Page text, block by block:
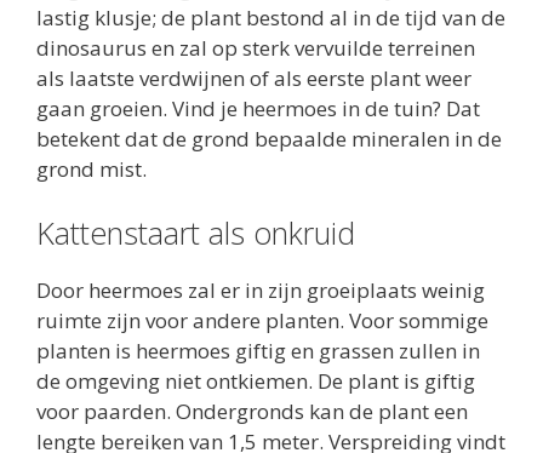
lastig klusje; de plant bestond al in de tijd van de
dinosaurus en zal op sterk vervuilde terreinen
als laatste verdwijnen of als eerste plant weer
gaan groeien. Vind je heermoes in de tuin? Dat
betekent dat de grond bepaalde mineralen in de
grond mist.
Kattenstaart als onkruid
Door heermoes zal er in zijn groeiplaats weinig
ruimte zijn voor andere planten. Voor sommige
planten is heermoes giftig en grassen zullen in
de omgeving niet ontkiemen. De plant is giftig
voor paarden. Ondergronds kan de plant een
lengte bereiken van 1,5 meter. Verspreiding vindt